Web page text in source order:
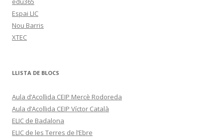
Espai LIC
Nou Barris
XTEC
LLISTA DE BLOCS
Aula d’Acollida CEIP Mercè Rodoreda
Aula d’Acollida CEIP Víctor Català
ELIC de Badalona
ELIC de les Terres de l’Ebre